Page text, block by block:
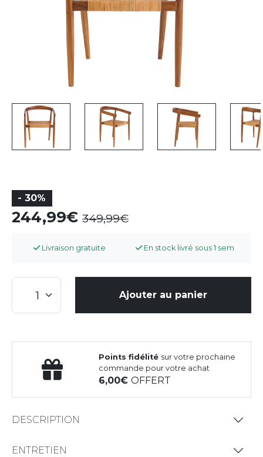
- 30%
244,99 349,99
Livraison gratuite En stock livré sous 1 sem
Ajouter au panier
Points fidélité sur votre prochaine
commande pour votre achat
6,00OFFERT
DESCRIPTION
ENTRETIEN